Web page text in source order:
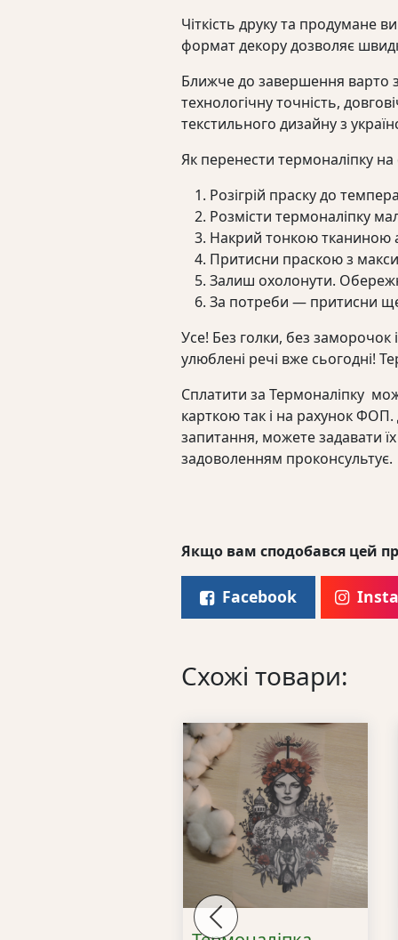
Чіткість друку та продумане
формат декору дозволяє
Ближче до завершення варто
технологічну точність,
текстильного дизайну з
Як перенести термоналіпку на
Розігрій праску до
Розмісти термоналіпку
Накрий тонкою тканиною
Притисни праскою з
Залиш охолонути.
За потреби — притисни
Усе! Без голки, без заморочок
улюблені речі вже сьогодні!
Сплатити за Термоналіпку
карткою так і на рахунок
запитання, можете задавати
задоволенням проконсультує.
Якщо вам сподобався цей
Facebook
Схожі товари:
Previous